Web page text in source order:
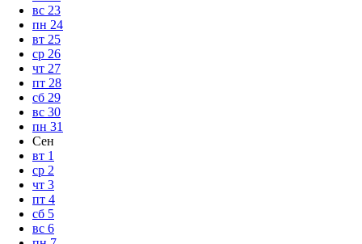
вс 23
пн 24
вт 25
ср 26
чт 27
пт 28
сб 29
вс 30
пн 31
Сен
вт 1
ср 2
чт 3
пт 4
сб 5
вс 6